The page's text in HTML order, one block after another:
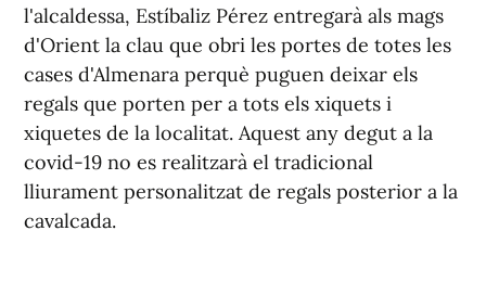
l'alcaldessa, Estíbaliz Pérez entregarà als mags
d'Orient la clau que obri les portes de totes les
cases d'Almenara perquè puguen deixar els
regals que porten per a tots els xiquets i
xiquetes de la localitat. Aquest any degut a la
covid-19 no es realitzarà el tradicional
lliurament personalitzat de regals posterior a la
cavalcada.